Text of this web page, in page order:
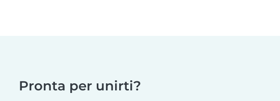
Pronta per unirti?